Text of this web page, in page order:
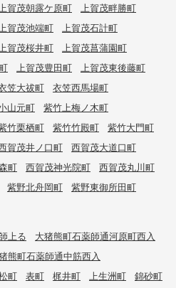
賀茂朝露ケ原町
上賀茂畔勝町
賀茂池端町
上賀茂石計町
賀茂桜井町
上賀茂菖蒲園町
上賀茂豊田町
上賀茂東後藤町
笠大祓町
衣笠西馬場町
山元町
紫竹上梅ノ木町
竹栗栖町 紫竹竹殿町
紫竹大門町
賀茂井ノ口町
西賀茂大道口町
町 西賀茂神光院町
西賀茂丸川町
紫野北舟岡町 紫野東御所田町
上る
大猪熊町石薬師通河原町西入
熊町石薬師通中筋西入
町 表町 梶井町 上生洲町
錦砂町